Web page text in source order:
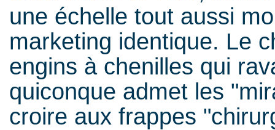
une échelle tout aussi
marketing identique. Le
engins à chenilles qui
quiconque admet les
croire aux frappes